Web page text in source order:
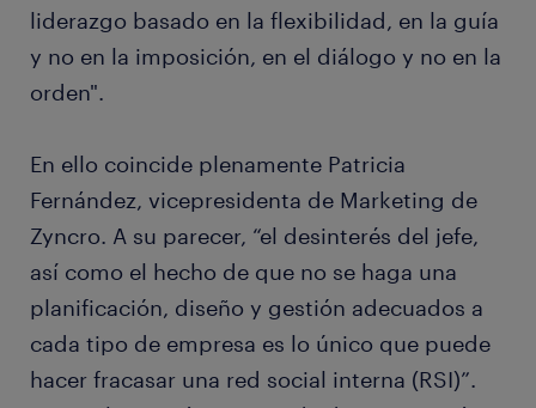
liderazgo basado en la flexibilidad, en la guía
y no en la imposición, en el diálogo y no en la
orden".
En ello coincide plenamente Patricia
Fernández, vicepresidenta de Marketing de
Zyncro​. A su parecer, “el desinterés del jefe,
así como el hecho de que no se haga una
planificación, diseño y gestión adecuados a
cada tipo de empresa es lo único que puede
hacer fracasar una red social interna (RSI)”.